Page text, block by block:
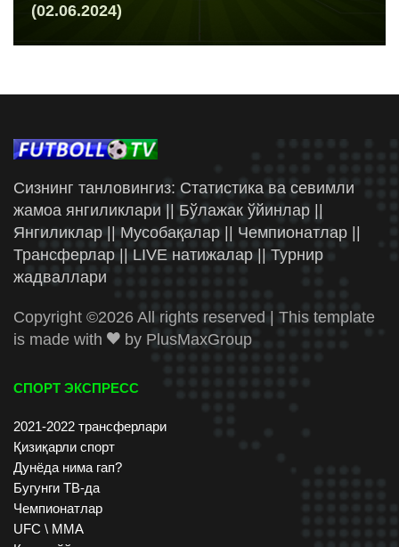
(02.06.2024)
Сизнинг танловингиз: Статистика ва севимли
жамоа янгиликлари || Бўлажак ўйинлар ||
Янгиликлар || Мусобақалар || Чемпионатлар ||
Трансферлар || LIVE натижалар || Турнир
жадваллари
Copyright ©2026 All rights reserved | This template
is made with
by PlusMaxGroup
СПОРТ ЭКСПРЕСС
2021-2022 трансферлари
Қизиқарли спорт
Дунёда нима гап?
Бугунги ТВ-да
Чемпионатлар
UFC \ ММА